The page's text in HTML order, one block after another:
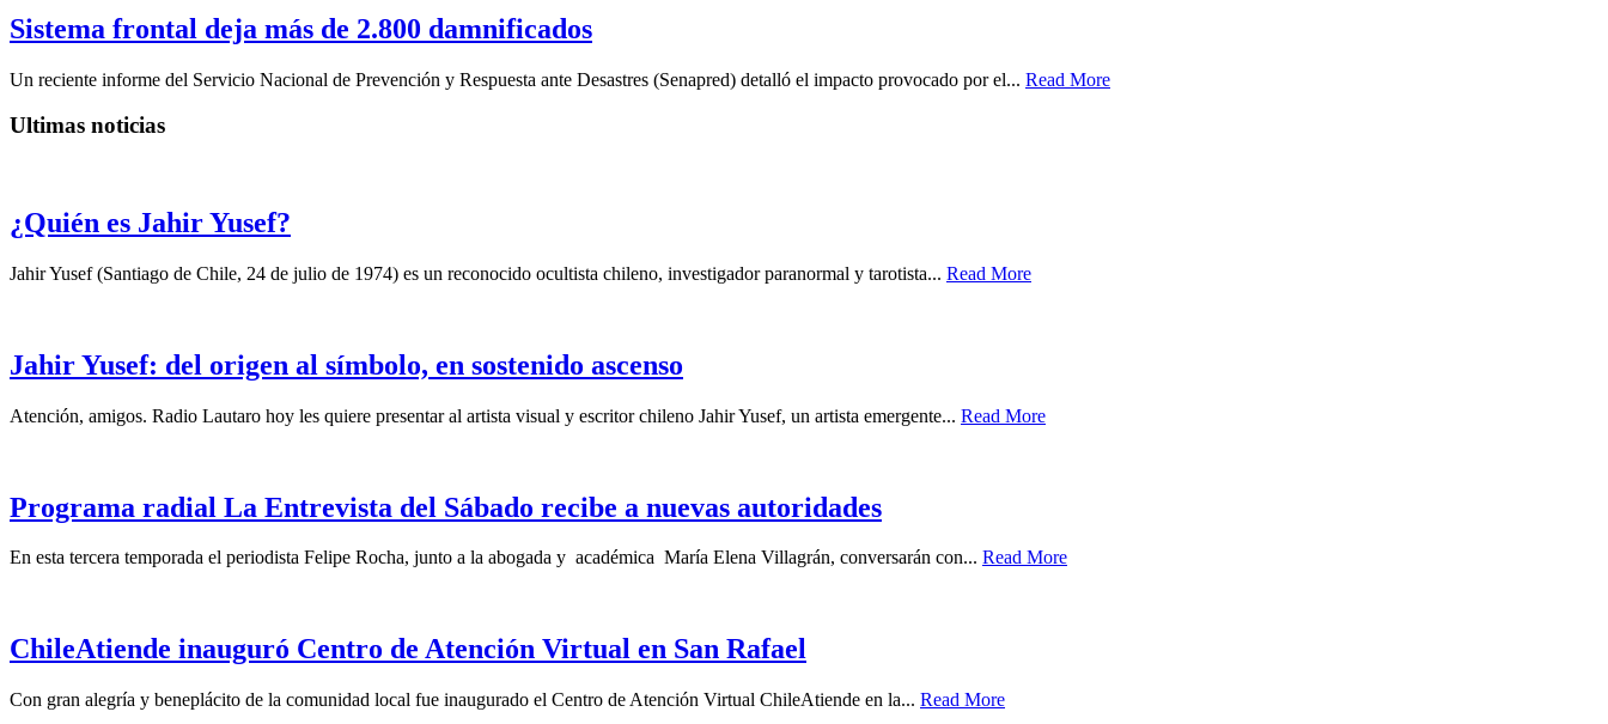
Sistema frontal deja más de 2.800 damnificados
Un reciente informe del Servicio Nacional de Prevención y Respuesta ante Desastres (Senapred) detalló el impacto provocado por el... Read More
Ultimas noticias
¿Quién es Jahir Yusef?
Jahir Yusef (Santiago de Chile, 24 de julio de 1974) es un reconocido ocultista chileno, investigador paranormal y tarotista... Read More
Jahir Yusef: del origen al símbolo, en sostenido ascenso
Atención, amigos. Radio Lautaro hoy les quiere presentar al artista visual y escritor chileno Jahir Yusef, un artista emergente... Read More
Programa radial La Entrevista del Sábado recibe a nuevas autoridades
En esta tercera temporada el periodista Felipe Rocha, junto a la abogada y académica María Elena Villagrán, conversarán con... Read More
ChileAtiende inauguró Centro de Atención Virtual en San Rafael
Con gran alegría y beneplácito de la comunidad local fue inaugurado el Centro de Atención Virtual ChileAtiende en la... Read More